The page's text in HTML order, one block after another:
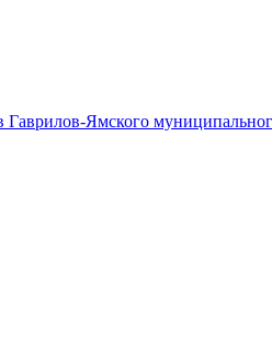
Гаврилов-Ямского